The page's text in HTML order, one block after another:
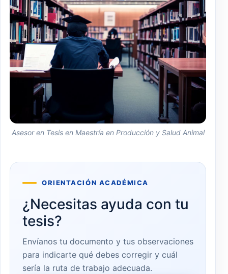
Asesor en Tesis en Maestría en Producción y Salud Animal
ORIENTACIÓN ACADÉMICA
¿Necesitas ayuda con tu
tesis?
Envíanos tu documento y tus observaciones
para indicarte qué debes corregir y cuál
sería la ruta de trabajo adecuada.